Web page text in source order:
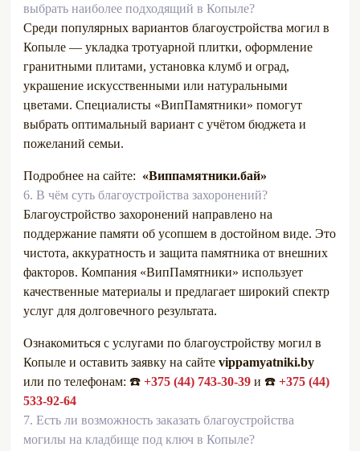
выбрать наиболее подходящий в Копыле?
Среди популярных вариантов благоустройства могил в
Копыле — укладка тротуарной плитки, оформление
гранитными плитами, установка клумб и оград,
украшение искусственными или натуральными
цветами. Специалисты «ВипПамятники» помогут
выбрать оптимальный вариант с учётом бюджета и
пожеланий семьи.
Подробнее на сайте: «Виппамятники.бай»
6. В чём суть благоустройства захоронений?
Благоустройство захоронений направлено на
поддержание памяти об усопшем в достойном виде. Это
чистота, аккуратность и защита памятника от внешних
факторов. Компания «ВипПамятники» использует
качественные материалы и предлагает широкий спектр
услуг для долговечного результата.
Ознакомиться с услугами по благоустройству могил в
Копыле и оставить заявку на сайте vippamyatniki.by
или по телефонам: ☎️ +375 (44) 743-30-39 и ☎️ +375 (44)
533-92-64
7. Есть ли возможность заказать благоустройства
могилы на кладбище под ключ в Копыле?